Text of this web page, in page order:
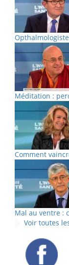
Méditation :
Comment
Mal au ventre :
Voir toutes